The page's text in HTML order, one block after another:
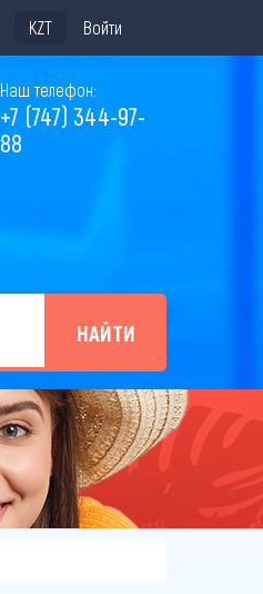
KZT Войти
Наш телефон:
+7 (747) 344-97-
88
НАЙТИ